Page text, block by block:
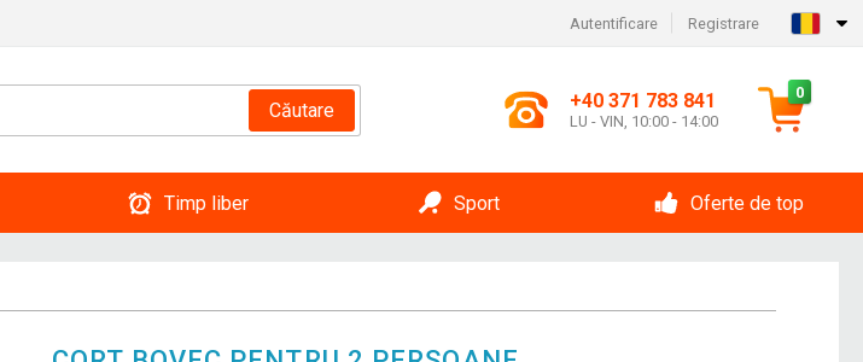
Autentificare Registrare
Căutare +40 371 783 841
LU - VIN, 10:00 - 14:00
0
Timp liber Sport Oferte de top